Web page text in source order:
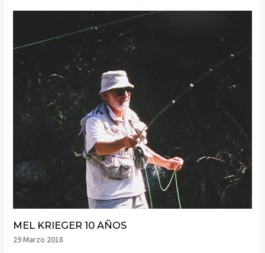
MEL KRIEGER 10 AÑOS
29 Marzo 2018